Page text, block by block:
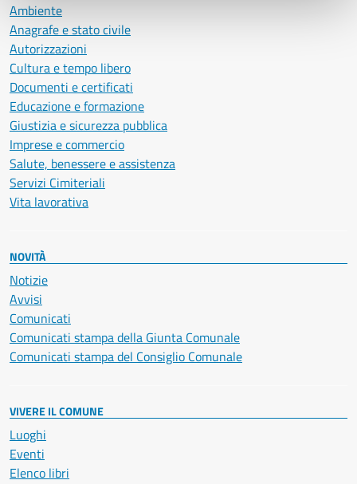
Ambiente
Anagrafe e stato civile
Autorizzazioni
Cultura e tempo libero
Documenti e certificati
Educazione e formazione
Giustizia e sicurezza pubblica
Imprese e commercio
Salute, benessere e assistenza
Servizi Cimiteriali
Vita lavorativa
NOVITÀ
Notizie
Avvisi
Comunicati
Comunicati stampa della Giunta Comunale
Comunicati stampa del Consiglio Comunale
VIVERE IL COMUNE
Luoghi
Eventi
Elenco libri